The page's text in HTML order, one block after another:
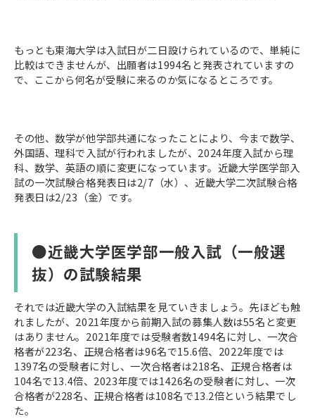
もっとも東海大学は入試日が二日設けられているので、単純に
比較はできませんが、出願者は1994名と発表されていますの
で、ここから何名が受験に来るのか気になるところです。
その他、数学が他学部共通になったことにより、今まで数学、
外国語、理科で入試が行われましたが、2024年度入試から理
科、数学、英語の順に変更になっています。近畿大学医学部入
試の一次試験合格発表日は2/7（水）、近畿大学二次試験合格
発表日は2/23（金）です。
●近畿大学医学部一般入試（一般選
抜）の試験結果
それでは近畿大学の入試結果を見ていきましょう。先ほども触
れましたが、2021年度から前期入試の募集人数は55名と変更
はありません。2021年度では受験者数1494名に対し、一次合
格者が223名、正規合格者は96名で15.6倍、2022年度では
1397名の受験者に対し、一次合格者は218名、正規合格者は
104名で13.4倍、2023年度では1426名の受験者に対し、一次
合格者が228名、正規合格者は108名で13.2倍という結果でし
た。